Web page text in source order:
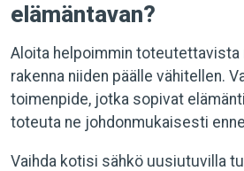
elämäntavan?
Aloita helpoimmin
rakenna niiden päälle vähitellen.
toimenpide, jotka sopivat
toteuta ne johdonmukaisesti
Vaihda kotisi sähkö uusiutuvilla